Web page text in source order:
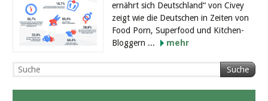
ernährt sich Deutschland“ von Civey
zeigt wie die Deutschen in Zeiten von
Food Porn, Superfood und Kitchen-
Bloggern ...
mehr
Suche